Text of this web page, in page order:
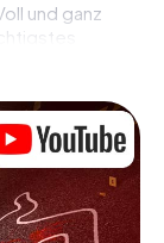
und ganz
Navigation
der Tat in
An jedem
so Stück für
als bei
also
frischen Luft